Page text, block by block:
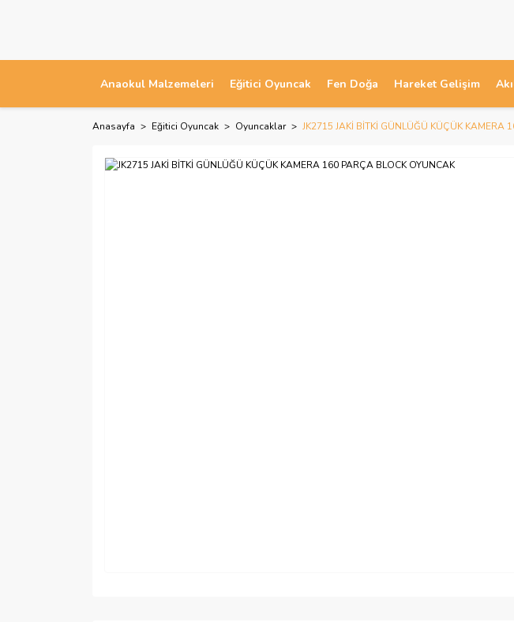
Anaokul Malzemeleri Eğitici Oyuncak Fen Doğa Hareket Gelişim
Anasayfa Eğitici Oyuncak Oyuncaklar JK2715 JAKİ BİTKİ GÜNLÜĞÜ KÜÇÜK KAMERA